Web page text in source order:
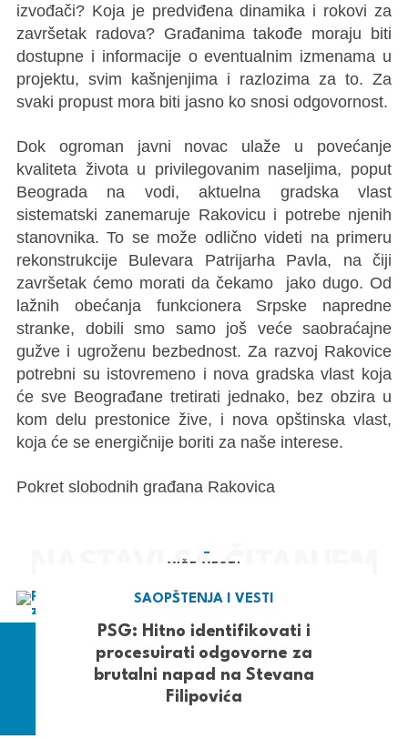
izvođači? Koja je predviđena dinamika i rokovi za
završetak radova? Građanima takođe moraju biti
dostupne i informacije o eventualnim izmenama u
projektu, svim kašnjenjima i razlozima za to. Za
svaki propust mora biti jasno ko snosi odgovornost.
Dok ogroman javni novac ulaže u povećanje
kvaliteta života u privilegovanim naseljima, poput
Beograda na vodi, aktuelna gradska vlast
sistematski zanemaruje Rakovicu i potrebe njenih
stanovnika. To se može odlično videti na primeru
rekonstrukcije Bulevara Patrijarha Pavla, na čiji
završetak ćemo morati da čekamo jako dugo. Od
lažnih obećanja funkcionera Srpske napredne
stranke, dobili smo samo još veće saobraćajne
gužve i ugroženu bezbednost. Za razvoj Rakovice
potrebni su istovremeno i nova gradska vlast koja
će sve Beograđane tretirati jednako, bez obzira u
kom delu prestonice žive, i nova opštinska vlast,
koja će se energičnije boriti za naše interese.
Pokret slobodnih građana Rakovica
VIŠE VESTI
SAOPŠTENJA I VESTI
PSG: Hitno identifikovati i
procesuirati odgovorne za
brutalni napad na Stevana
Filipovića